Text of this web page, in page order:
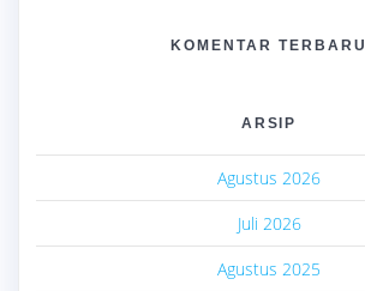
KOMENTAR TERBARU
ARSIP
Agustus 2026
Juli 2026
Agustus 2025